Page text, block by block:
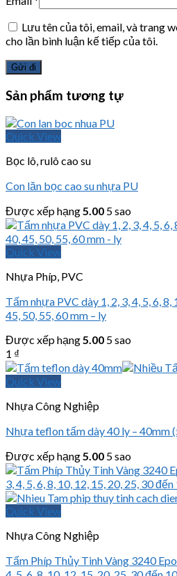
Lưu tên của tôi, email, và trang
cho lần bình luận kế tiếp của tôi.
Sản phẩm tương tự
Quick View
Bọc lô, rulô cao su
Con lăn bọc cao su nhựa PU
Được xếp hạng5.00 5 sao
Quick View
Nhựa Phíp, PVC
Tấm nhựa PVC dày 1, 2, 3, 4, 5, 6, 8,
45, 50, 55, 60 mm – ly
Được xếp hạng5.00 5 sao
1 ₫
Quick View
Nhựa Công Nghiệp
Nhựa teflon tấm dày 40 ly – 40mm
Được xếp hạng5.00 5 sao
Quick View
Nhựa Công Nghiệp
Tấm Phíp Thủy Tinh Vàng 3240